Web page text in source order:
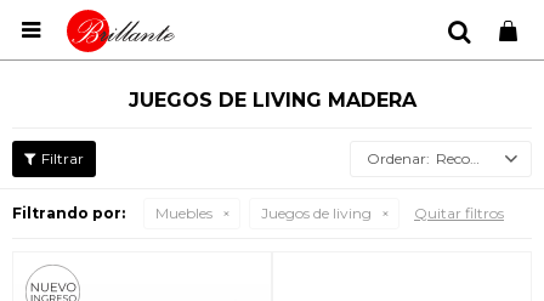

JUEGOS DE LIVING MADERA
Recomendados
Filtrando por: Muebles Juegos de living Quitar filtros